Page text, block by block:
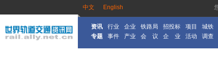
中文 English
资讯 行业 企业 铁路局 招投标 项目
城铁
专题
事件 产业 会 议 企 业 活动 调查